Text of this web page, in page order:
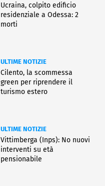
Ucraina, colpito edificio
residenziale a Odessa: 2
morti
ULTIME NOTIZIE
Cilento, la scommessa
green per riprendere il
turismo estero
ULTIME NOTIZIE
Vittimberga (Inps): No nuovi
interventi su età
pensionabile